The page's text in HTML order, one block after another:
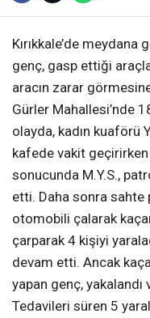
Kırıkkale’de
genç, gasp ettiği
aracın zarar
Gürler Mahallesi’nde
olayda, kadın kuaförü
kafede vakit geçirirken
sonucunda M.Y.S.,
etti. Daha sonra sahte
otomobili çalarak
çarparak 4 kişiyi
devam etti. Ancak
yapan genç,
Tedavileri süren 5